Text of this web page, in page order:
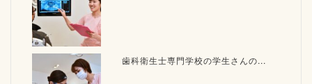
歯科衛生士専門学校の学生さんの...